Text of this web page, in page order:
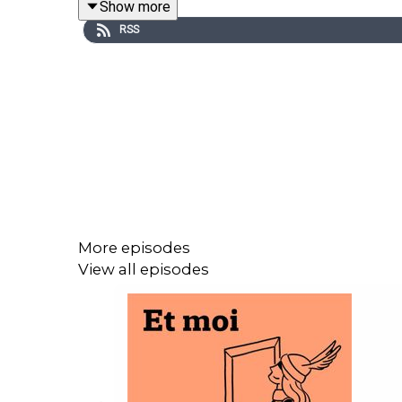
Willy Ganne. Musique et illustration sonore : AK.
Show more
RSS
More episodes
View all episodes